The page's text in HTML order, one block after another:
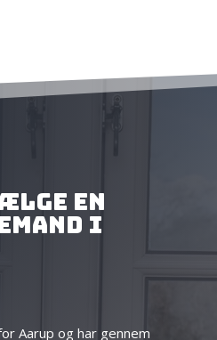
en
i
Aarup og har gennem